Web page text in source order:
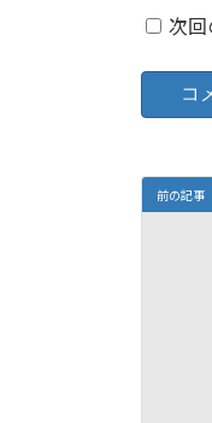
次回
前の記事